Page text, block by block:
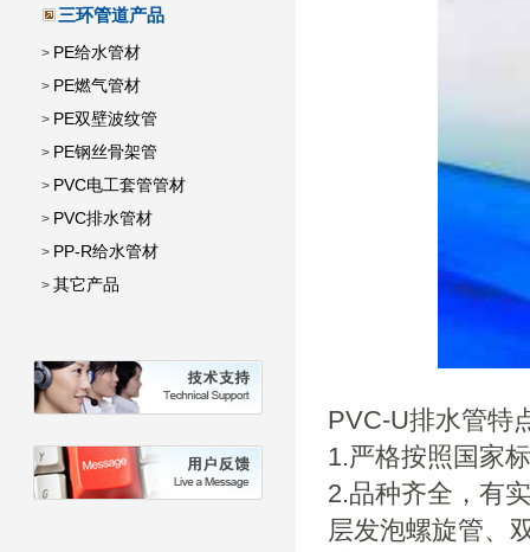
三环管道产品
> PE给水管材
> PE燃气管材
> PE双壁波纹管
> PE钢丝骨架管
> PVC电工套管管材
> PVC排水管材
> PP-R给水管材
>其它产品
PVC-U排水管特
1.严格按照国家
2.品种齐全，有
层发泡螺旋管、